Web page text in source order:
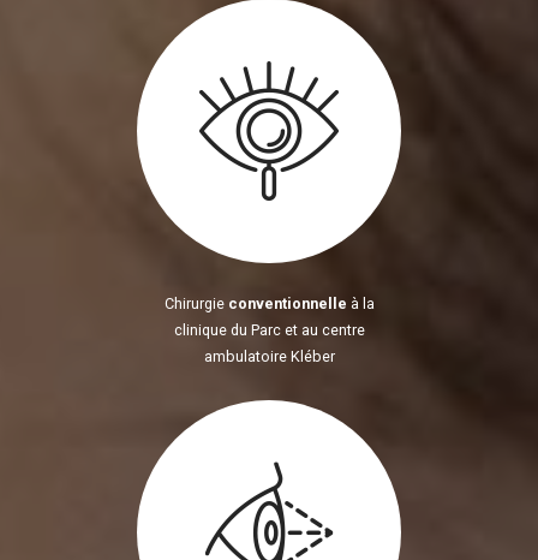
Chirurgie conventionnelle à la
clinique du Parc et au centre
ambulatoire Kléber